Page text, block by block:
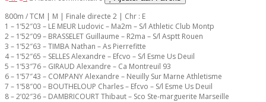
800m / TCM | M | Finale directe 2 | Chr : E
1 – 1’52″03 – LE MEUR Ludovic – Ma2m – S/l Athletic Club Montp
2 – 1’52″09 – BRASSELET Guillaume – R2ma – S/l Asptt Rouen
3 – 1’52″63 – TIMBA Nathan – As Pierrefitte
4 – 1’52″65 – SELLES Alexandre – Efcvo – S/l Esme Us Deuil
5 – 1’53″76 – GIRAUD Alexandre – Ca Montreuil 93
6 – 1’57″43 – COMPANY Alexandre – Neuilly Sur Marne Athletisme
7 – 1’58″00 – BOUTHELOUP Charles – Efcvo – S/l Esme Us Deuil
8 – 2’02″36 – DAMBRICOURT Thibaut – Sco Ste-marguerite Marseille